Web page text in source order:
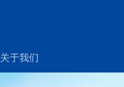
关于我们